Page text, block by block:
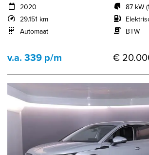
2020
29.151 km
Automaat
87 kW
BTW
v.a. 339 p/m €